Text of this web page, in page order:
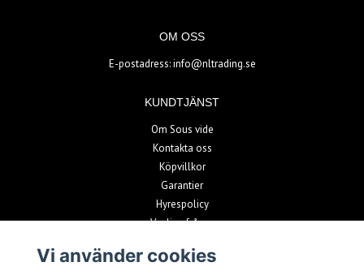
OM OSS
E-postadress:info@nltrading.se
KUNDTJÄNST
Om Sous vide
Kontakta oss
Köpvillkor
Garantier
Hyrespolicy
Vanliga frågor
Vi använder cookies